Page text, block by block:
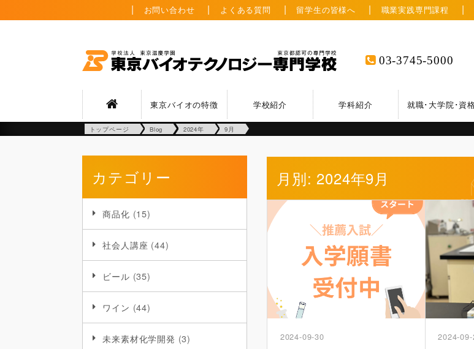
お問い合わせ よくある質問 留学生の皆様へ 職業実践専門課程
03-3745-5000
東京バイオの特徴 学校紹介 学科紹介 就職･大学院･資
トップページ Blog 2024年 9月
カテゴリー
商品化 (15)
社会人講座 (44)
ビール (35)
ワイン (44)
未来素材化学開発 (3)
月別: 2024年9月
2024-09-30 2024-09-